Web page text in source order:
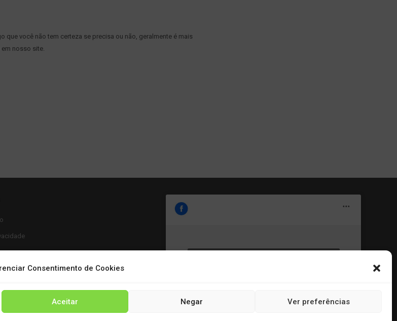
Consentimento de Cookies
Aceitar Negar Ver preferências
você não tem certeza se precisa ou não, geralmente é mais
nosso site.